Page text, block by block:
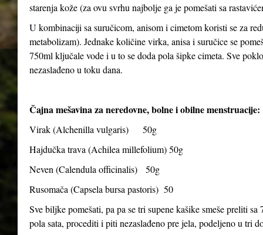
starenja kože (za ovu svrhu najbolje ga je pomešati sa
U kombinaciji sa suručicom, anisom i cimetom koristi se za
metabolizam). Jednake količine virka, anisa i suručice se
750ml ključale vode i u to se doda pola šipke cimeta. Sve
nezaslađeno u toku dana.
Čajna mešavina za neredovne, bolne i obilne menstruacije:
Virak (Alchenilla vulgaris) 50g
Hajdučka trava (Achilea millefolium) 50g
Neven (Calendula officinalis) 50g
Rusomača (Capsela bursa pastoris) 50
Sve biljke pomešati, pa pa se tri supene kašike smeše preliti
pola sata, procediti i piti nezaslađeno pre jela, podeljeno u tri